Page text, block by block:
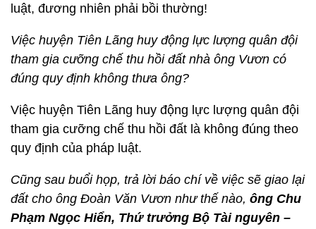
luật, đương nhiên phải bồi thường!
Việc huyện Tiên Lãng huy động lực lượng quân đội
tham gia cưỡng chế thu hồi đất nhà ông Vươn có
đúng quy định không thưa ông?
Việc huyện Tiên Lãng huy động lực lượng quân đội
tham gia cưỡng chế thu hồi đất là không đúng theo
quy định của pháp luật.
Cũng sau buổi họp, trả lời báo chí về việc sẽ giao lại
đất cho ông Đoàn Văn Vươn như thế nào, ông Chu
Phạm Ngọc Hiển, Thứ trưởng Bộ Tài nguyên –